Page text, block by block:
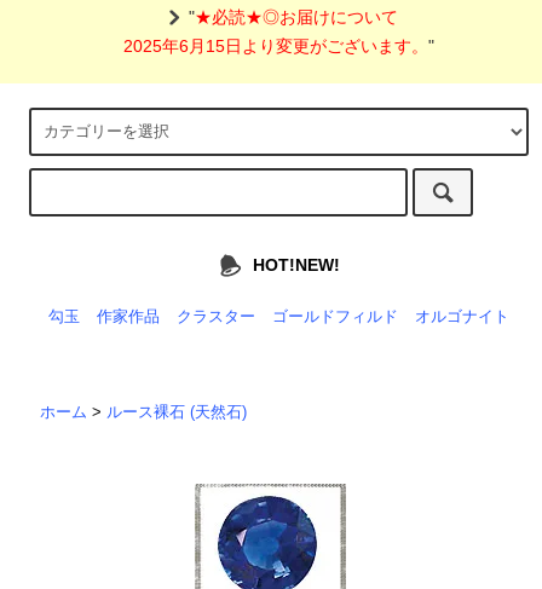
"★必読★◎お届けについて
2025年6月15日より変更がございます。"
HOT!NEW!
勾玉 作家作品 クラスター ゴールドフィルド オルゴナイト
ホーム > ルース裸石 (天然石)